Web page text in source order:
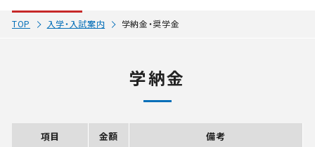
TOP 入学・入試案内 学納金・奨学金
学納金
項目 金額 備考